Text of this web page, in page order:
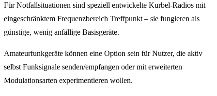
Für Notfallsituationen sind speziell entwickelte Kurbel-Radios mit
eingeschränktem Frequenzbereich Treffpunkt – sie fungieren als
günstige, wenig anfällige Basisgeräte.
Amateurfunkgeräte können eine Option sein für Nutzer, die aktiv
selbst Funksignale senden/empfangen oder mit erweiterten
Modulationsarten experimentieren wollen.